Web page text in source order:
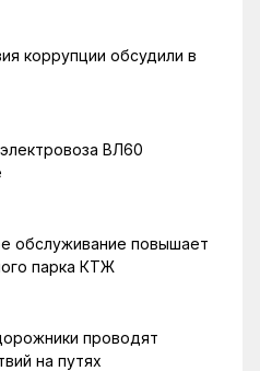
коррупции обсудили в
ВЛ60
обслуживание повышает
парка КТЖ
проводят
на путях